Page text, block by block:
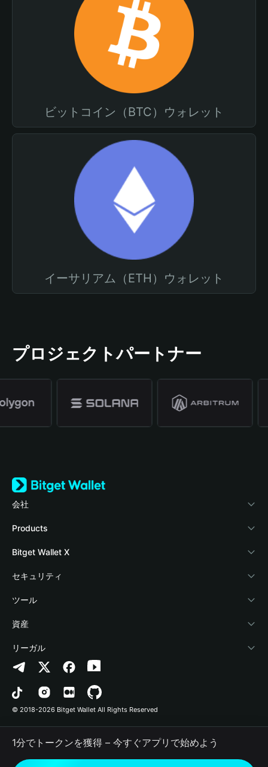
ビットコイン（BTC）ウォレット
イーサリアム（ETH）ウォレット
プロジェクトパートナー
会社
Bitget Walletについて
ブログ
アカデミー
暗号資産ニュース
Help Center
お問い合わせ
ブランドリソース
キャリア
Products
Crypto Card
Stablecoin Earn
Payfi Crypto
Crypto Swap API
Altcoin Season Index
Prediction Markets
DApp
RWA
Bitget Wallet X
デベロッパー
ウォレットを接続
Bitget Wallet Pay
プロジェクトを掲載
セキュリティ
保護基金
セキュリティ技術
ツール
暗号資産を購入
認証検出
コントラクト検出
一括送金
資産
Arbitrum
Avalanche
Bitcoin
Polygon
リーガル
プライバシーポリシー
利用規約
© 2018-2026 Bitget Wallet All Rights Reserved
1分でトークンを獲得 – 今すぐアプリで始めよう